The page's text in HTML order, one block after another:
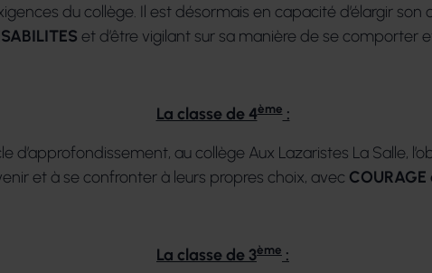
du collège. Il est désormais en capacité d’élargir
et d’être vigilant sur sa manière de se comporter
La classe de 4ème:
d’approfondissement, au collège Aux Lazaristes La Salle,
et à se confronter à leurs propres choix, avec COURAGE
La classe de 3ème :